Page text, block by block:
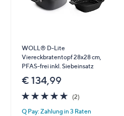
WOLL® D-Lite
Viereckbratentopf 28x28 cm,
PFAS-frei inkl. Siebeinsatz
€ 134,99
5.0
von
5
(2)
Q Pay: Zahlung in 3 Raten